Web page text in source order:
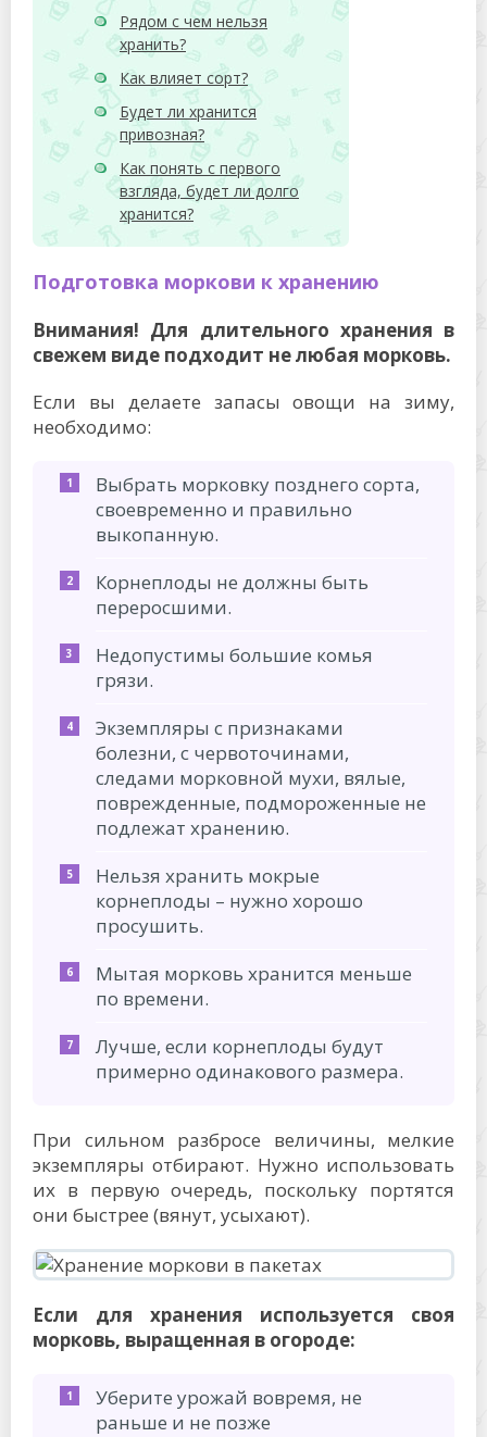
Рядом с чем нельзя
хранить?
Как влияет сорт?
Будет ли хранится
привозная?
Как понять с первого
взгляда, будет ли долго
хранится?
Подготовка моркови к хранению
Внимания! Для длительного хранения в
свежем виде подходит не любая морковь.
Если вы делаете запасы овощи на зиму,
необходимо:
Выбрать морковку позднего сорта,
своевременно и правильно
выкопанную.
Корнеплоды не должны быть
переросшими.
Недопустимы большие комья
грязи.
Экземпляры с признаками
болезни, с червоточинами,
следами морковной мухи, вялые,
поврежденные, подмороженные не
подлежат хранению.
Нельзя хранить мокрые
корнеплоды – нужно хорошо
просушить.
Мытая морковь хранится меньше
по времени.
Лучше, если корнеплоды будут
примерно одинакового размера.
При сильном разбросе величины, мелкие
экземпляры отбирают. Нужно использовать
их в первую очередь, поскольку портятся
они быстрее (вянут, усыхают).
Если для хранения используется своя
морковь, выращенная в огороде:
Уберите урожай вовремя, не
раньше и не позже